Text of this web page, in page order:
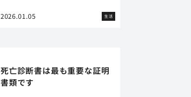
2026.01.05 生活
死亡診断書は最も重要な証明
書類です